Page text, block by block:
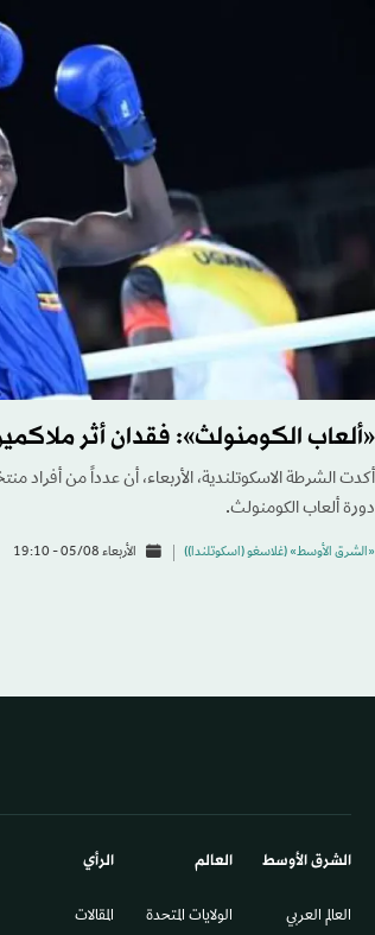
«ألعاب الكومنولث»: فقدان أثر
أكدت الشرطة الاسكوتلندية، الأربعاء، أن عدداً من أفراد
دورة ألعاب الكومنولث.
«الشرق الأوسط» (غلاسغو (اسكوتلندا)) الأربعاء 05/08 - 19:10
الشرق الأوسط​
العالم العربي
العالم
الولايات المتحدة
الرأي
المقالات